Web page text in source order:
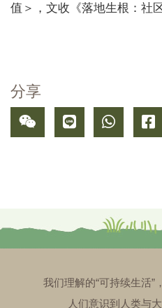
值＞，文收《落地生根：社
分享
我们理解的“可持续生活”
人们意识到人类与